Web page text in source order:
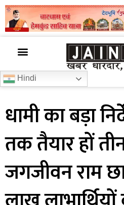
Hindi
धामी का बड़ा
तक तैयार हों
जगजीवन राम